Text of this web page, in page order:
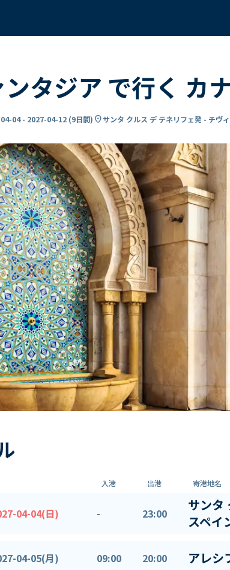
ンタジア で行く カ
04- 2027-04-12 (9日間) location_onサンタ クルス デ テネリフェ発 - チヴ
入港 出港 寄港地名
04-04(日) - 23:00
サンタ
スペイ
04-05(月) 09:00 20:00 アレシ